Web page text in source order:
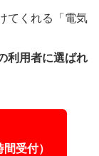
てくれる「電気
利用者に選ばれ
受付）